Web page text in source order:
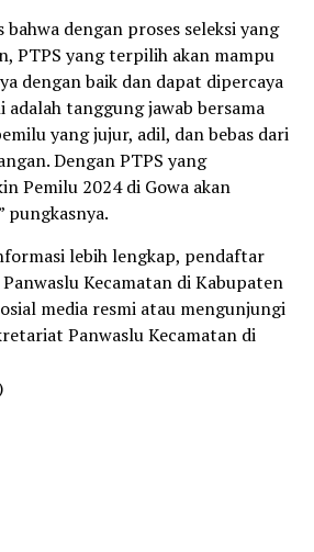
dengan proses seleksi yang
PTPS yang terpilih akan mampu
dengan baik dan dapat dipercaya
adalah tanggung jawab bersama
yang jujur, adil, dan bebas dari
Dengan PTPS yang
Pemilu 2024 di Gowa akan
pungkasnya.
lebih lengkap, pendaftar
Kecamatan di Kabupaten
media resmi atau mengunjungi
Panwaslu Kecamatan di